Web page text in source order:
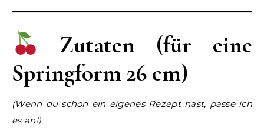
Zutaten (für eine
Springform 26 cm)
(Wenn du schon ein eigenes Rezept hast, passe ich
es an!)